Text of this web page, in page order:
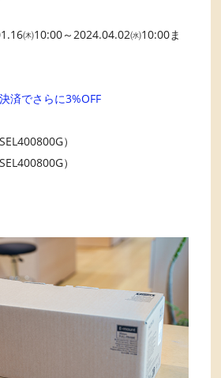
㈭10:00～2024.04.02㈬10:00ま
済でさらに3%OFF
SEL400800G）
SEL400800G）